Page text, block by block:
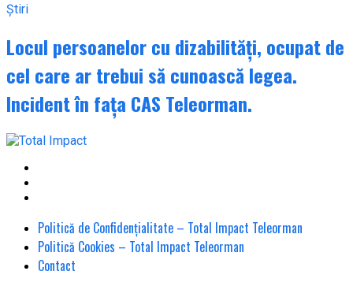
Știri
Locul persoanelor cu dizabilități, ocupat de
cel care ar trebui să cunoască legea.
Incident în fața CAS Teleorman.
Politică de Confidențialitate – Total Impact Teleorman
Politică Cookies – Total Impact Teleorman
Contact